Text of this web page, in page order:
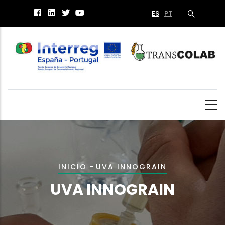
principal
PT
ES
Sobrescribir
enlaces
INICIO - UVA INNOGRAIN
UVA INNOGRAIN